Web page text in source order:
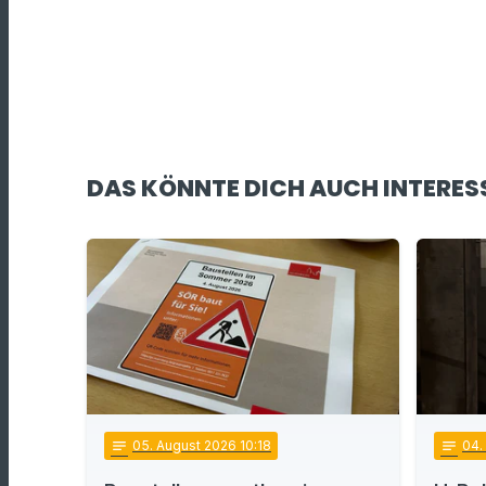
DAS KÖNNTE DICH AUCH
notes 05. August 2026 10:18 notes 04